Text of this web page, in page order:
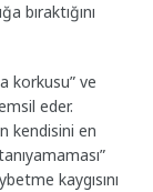
bıraktığını
korkusu” ve
eder.
kendisini en
kaygısını